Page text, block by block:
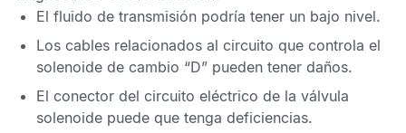
El fluido de transmisión podría tener un bajo nivel.
Los cables relacionados al circuito que controla el
solenoide de cambio “D” pueden tener daños.
El conector del circuito eléctrico de la válvula
solenoide puede que tenga deficiencias.